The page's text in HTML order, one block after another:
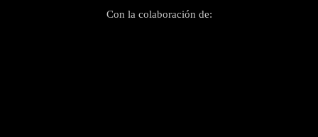
Con la colaboración de: